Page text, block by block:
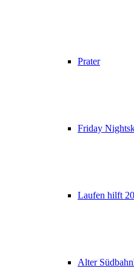
Prater
Friday
Laufen hilft
Alter